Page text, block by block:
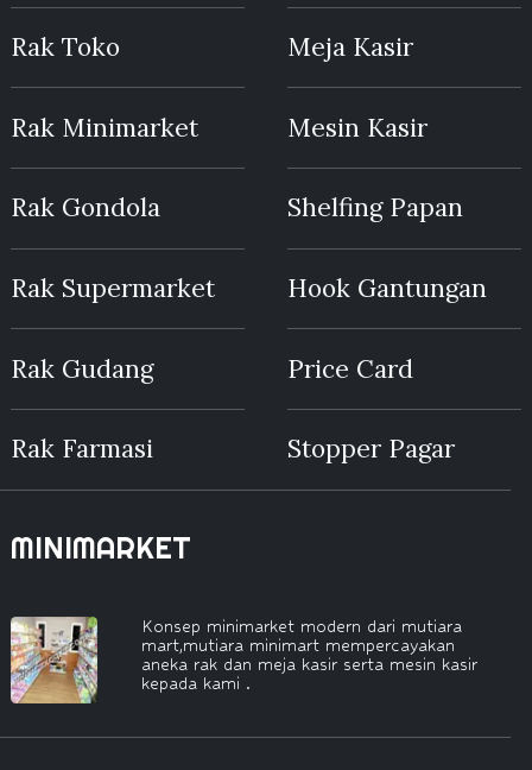
Rak Toko
Rak Minimarket
Rak Gondola
Rak Supermarket
Rak Gudang
Rak Farmasi
Meja Kasir
Mesin Kasir
Shelfing Papan
Hook Gantungan
Price Card
Stopper Pagar
MINIMARKET
Konsep minimarket modern dari mutiara
mart,mutiara minimart mempercayakan
aneka rak dan meja kasir serta mesin kasir
kepada kami .